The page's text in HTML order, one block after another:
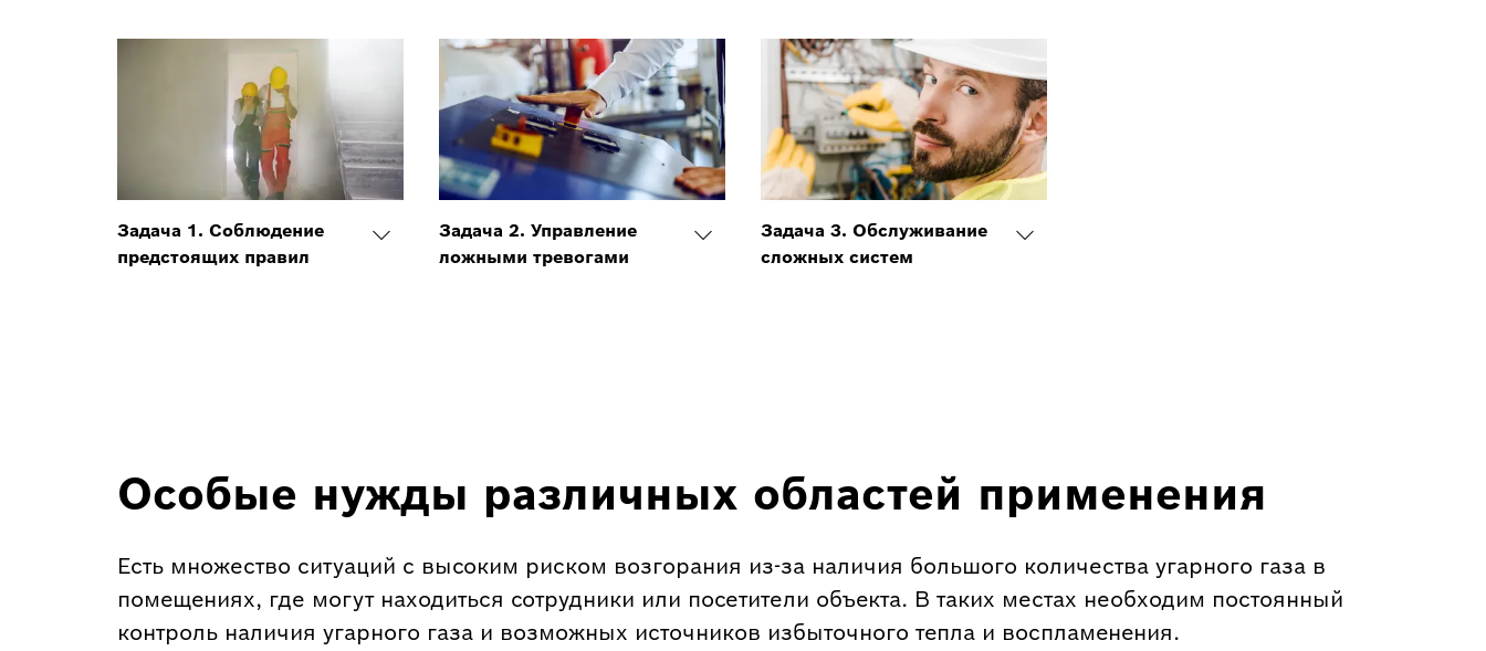
Задача 1. Соблюдение
предстоящих правил
Задача 2. Управление
ложными тревогами
Задача 3. Обслуживание
сложных систем
Особые нужды различных областей применения
Есть множество ситуаций с высоким риском возгорания из-за наличия большого количества угарного газа в
помещениях, где могут находиться сотрудники или посетители объекта. В таких местах необходим постоянный
контроль наличия угарного газа и возможных источников избыточного тепла и воспламенения.